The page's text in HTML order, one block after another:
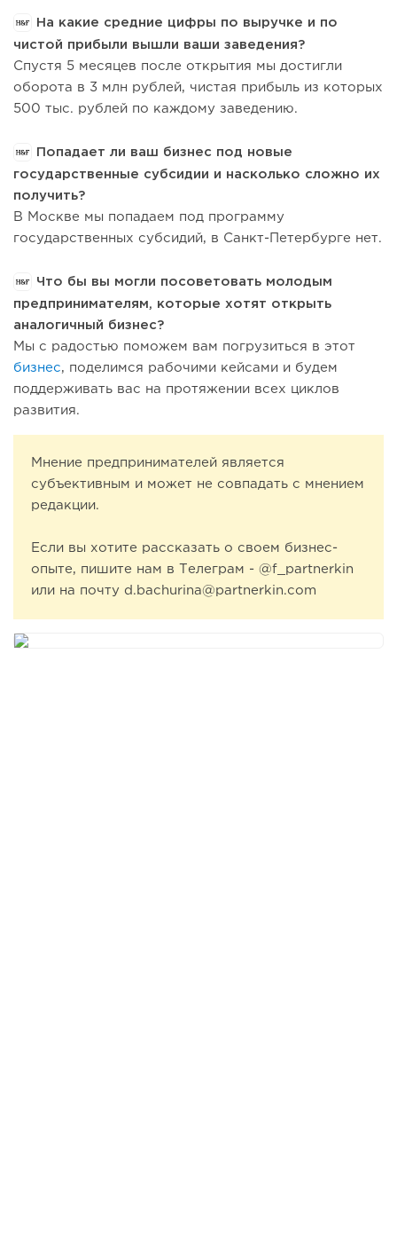
На какие средние цифры по выручке и по
чистой прибыли вышли ваши заведения?
Спустя 5 месяцев после открытия мы достигли
оборота в 3 млн рублей, чистая прибыль из которых
500 тыс. рублей по каждому заведению.
Попадает ли ваш бизнес под новые
государственные субсидии и насколько сложно их
получить?
В Москве мы попадаем под программу
государственных субсидий, в Санкт-Петербурге нет.
Что бы вы могли посоветовать молодым
предпринимателям, которые хотят открыть
аналогичный бизнес?
Мы с радостью поможем вам погрузиться в этот
бизнес, поделимся рабочими кейсами и будем
поддерживать вас на протяжении всех циклов
развития.
Мнение предпринимателей является
субъективным и может не совпадать с мнением
редакции.
Если вы хотите рассказать о своем бизнес-
опыте, пишите нам в Телеграм - @f_partnerkin
или на почту d.bachurina@partnerkin.com